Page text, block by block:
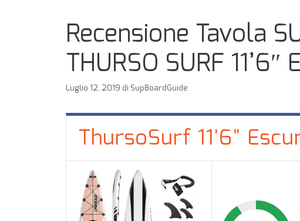
Recensione Tavola
THURSO SURF
Luglio 12, 2019 di SupBoardGuide
ThursoSurf 11'6"